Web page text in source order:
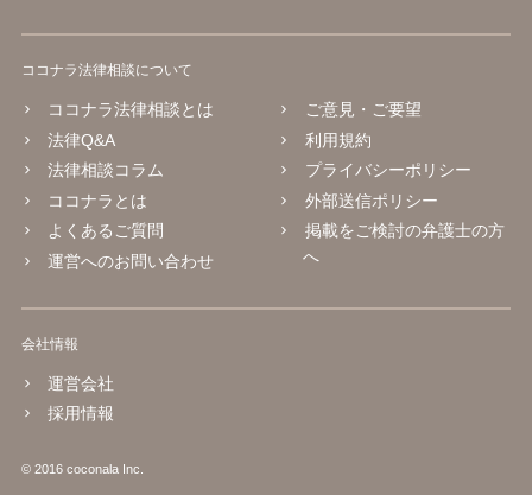
ココナラ法律相談について
ココナラ法律相談とは
法律Q&A
法律相談コラム
ココナラとは
よくあるご質問
運営へのお問い合わせ
ご意見・ご要望
利用規約
プライバシーポリシー
外部送信ポリシー
掲載をご検討の弁護士の方
へ
会社情報
運営会社
採用情報
© 2016 coconala Inc.